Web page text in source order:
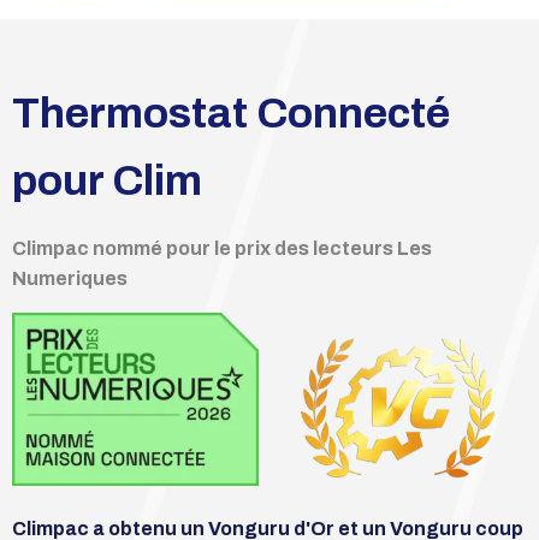
Thermostat Connecté
pour Clim
Climpac nommé pour le prix des lecteurs Les
Numeriques
Climpac a obtenu un Vonguru d'Or et un Vonguru coup